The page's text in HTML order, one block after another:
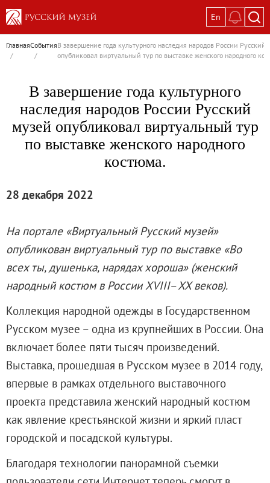
En
Выставки
Текущие выставки
Пётр Кончаловский. Сад в цвету
Иван Шишкин. Русский лес
Василий Тропинин
Окрестности Санкт-Петербурга в
Памяти Киры Владимировны
Постоянные экспозиции
Русское искусство первой половины
Древнерусское искусство ХII—XVII
Русское искусство XVIII века
Русское искусство второй половины
Русское народное искусство XVII-XXI
Будущие выставки
Выездные выставки
Садко
Михаил Нестеров
Архив выставок
Степан Эрьзя – скульптор мира. К
Эпоха Императора Александра III и её
Архип Куинджи. Иллюзия света
Русская традиция
Наш авангард
Главная
/
События
/
В завершение года культурного наследия народов России Русский
опубликовал виртуальный тур по выставке женского народного
В завершение года культурного
наследия народов России Русский
музей опубликовал виртуальный тур
по выставке женского народного
костюма.
28 декабря 2022
На портале «Виртуальный Русский музей»
опубликован виртуальный тур по выставке «Во
всех ты, душенька, нарядах хороша» (женский
народный костюм в России XVIII–XX веков).
Коллекция народной одежды в Государственном
Русском музее – одна из крупнейших в России. Она
включает более пяти тысяч произведений.
Выставка, прошедшая в Русском музее в 2014 году,
впервые в рамках отдельного выставочного
проекта представила женский народный костюм
как явление крестьянской жизни и яркий пласт
городской и посадской культуры.
Благодаря технологии панорамной съемки